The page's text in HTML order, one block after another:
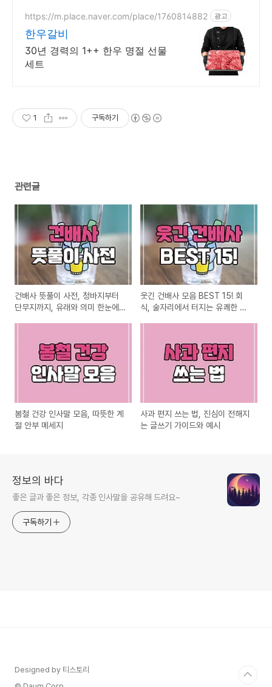
https://m.place.naver.com/place/1760814882 광고
한우갈비
30년 경력의 1++ 한우 명절 선물
세트
1 구독하기
관련글
건배사 뜻풀이 사전, 청바지부터
단무지까지, 유래와 의미 한눈에
웃긴 건배사 모음 BEST 15! 회
식, 술자리에서 터지는 유쾌한 한
봄철 건강 인사말 모음, 따뜻한 계
절 안부 메세지
사과 편지 쓰는 법, 진심이 전해지
는 글쓰기 가이드와 예시
정보의 바다
좋은 글과 좋은 정보, 각종 인사말을 공유해 드려요~
구독하기
Designed by 티스토리